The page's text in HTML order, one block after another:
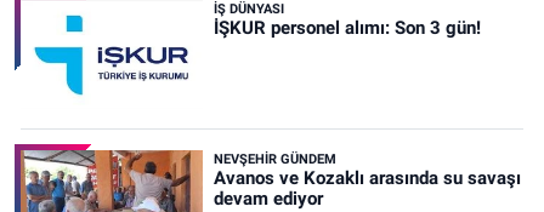
İŞ DÜNYASI
İŞKUR personel alımı: Son 3 gün!
NEVŞEHIR GÜNDEM
Avanos ve Kozaklı arasında su savaşı
devam ediyor